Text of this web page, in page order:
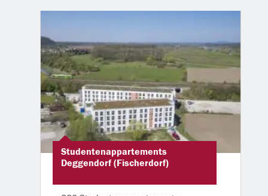
Studentenappartements
Deggendorf (Fischerdorf)